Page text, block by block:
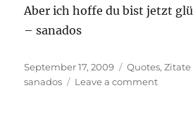
Aber ich hoffe du bist jetzt
– sanados
Posted
on
September 17, 2009 Categories
Quotes,Zitate
sanados
Leave a commenton